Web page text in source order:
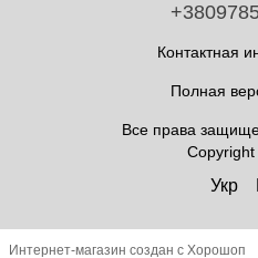
Контактная
Полная
Все права
Укр
Интернет-магазин создан с Хорошоп